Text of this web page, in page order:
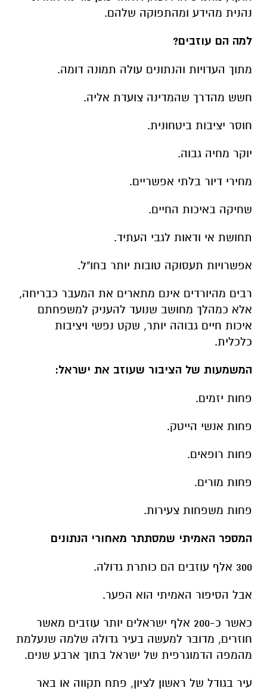
נהנית מהידע ומהתפוקה שלהם.
למה הם עוזבים?
מתוך העדויות והנתונים עולה תמונה דומה.
חשש מהדרך שהמדינה צועדת אליה.
חוסר יציבות ביטחונית.
יוקר מחיה גבוה.
מחירי דיור בלתי אפשריים.
שחיקה באיכות החיים.
תחושת אי ודאות לגבי העתיד.
אפשרויות תעסוקה טובות יותר בחו"ל.
רבים מהיורדים אינם מתארים את המעבר כבריחה,
אלא כמהלך מחושב שנועד להעניק למשפחתם
איכות חיים גבוהה יותר, שקט נפשי ויציבות
כלכלית.
המשמעות של הציבור שעוזב את ישראל:
פחות יזמים.
פחות אנשי הייטק.
פחות רופאים.
פחות מורים.
פחות משפחות צעירות.
המספר האמיתי שמסתתר מאחורי הנתונים
300 אלף עוזבים הם כותרת גדולה.
אבל הסיפור האמיתי הוא הפער.
כאשר כ-200 אלף ישראלים יותר עוזבים מאשר
חוזרים, מדובר למעשה בעיר גדולה שלמה שנעלמת
מהמפה הדמוגרפית של ישראל בתוך ארבע שנים.
עיר בגודל של ראשון לציון, פתח תקווה או באר